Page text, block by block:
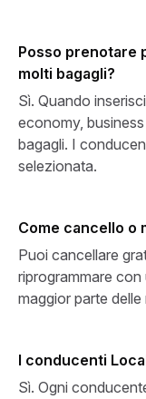
Posso prenotare
molti bagagli?
Sì. Quando
economy,
bagagli. I
selezionata.
Come cancello o
Puoi cancellare
riprogrammare
maggior parte
I conducenti
Sì. Ogni